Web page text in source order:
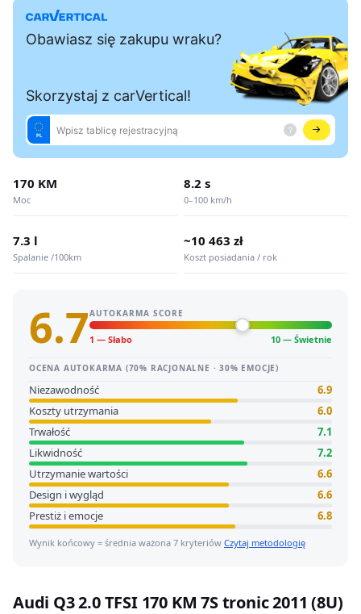
170 KM
Moc
8.2 s
0–100 km/h
7.3 l
Spalanie /100km
~10 463 zł
Koszt posiadania / rok
6.7AUTOKARMA SCORE
1 — Słabo 10 — Świetnie
OCENA AUTOKARMA (70% RACJONALNE · 30% EMOCJE)
Niezawodność
6.9
Koszty utrzymania
6.0
Trwałość
7.1
Likwidność
7.2
Utrzymanie wartości
6.6
Design i wygląd
6.6
Prestiż i emocje
6.8
Wynik końcowy = średnia ważona 7 kryteriów Czytaj metodologię
Audi Q3 2.0 TFSI 170 KM 7S tronic 2011 (8U)